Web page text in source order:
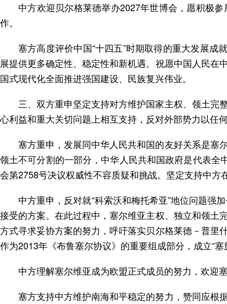
中方欢迎贝尔格莱德举办2027年世博会，愿积极
作。
塞方高度评价中国“十四五”时期取得的重大发展成
展提供更多确定性、稳定性和新机遇。祝愿中国人民
国式现代化全面推进强国建设、民族复兴伟业。
三、双方重申坚定支持对方维护国家主权、领土完
心利益和重大关切问题上相互支持，反对外部势力以任
塞方重申，发展同中华人民共和国的友好关系是塞
领土不可分割的一部分，中华人民共和国政府是代表全
会第2758号决议权威性不容质疑和挑战。坚定支持中
中方重申，反对就“科索沃和梅托希亚”地位问题强
接受的方案。在此过程中，塞尔维亚主权、独立和领土
方式寻求妥协方案的努力，呼吁落实贝尔格莱德－普里
作为2013年《布鲁塞尔协议》的重要组成部分，成立“
中方理解塞尔维亚成为欧盟正式成员的努力，欢迎
塞方支持中方维护南海和平稳定的努力，赞同应根